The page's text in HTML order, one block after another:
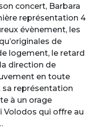
concert, Barbara
représentation 4
évènement, les
de
logement, le retard
direction de
en toute
représentation
à un orage
Volodos qui offre au